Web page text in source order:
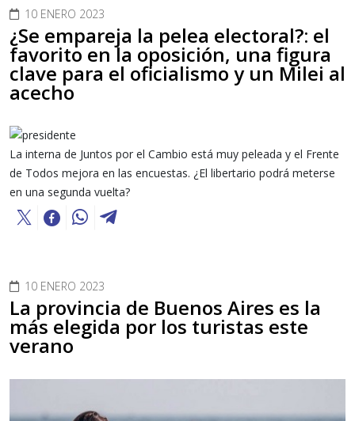
10 ENERO 2023
¿Se empareja la pelea electoral?: el
favorito en la oposición, una figura
clave para el oficialismo y un Milei al
acecho
La interna de Juntos por el Cambio está muy peleada y el Frente
de Todos mejora en las encuestas. ¿El libertario podrá meterse
en una segunda vuelta?
10 ENERO 2023
La provincia de Buenos Aires es la
más elegida por los turistas este
verano